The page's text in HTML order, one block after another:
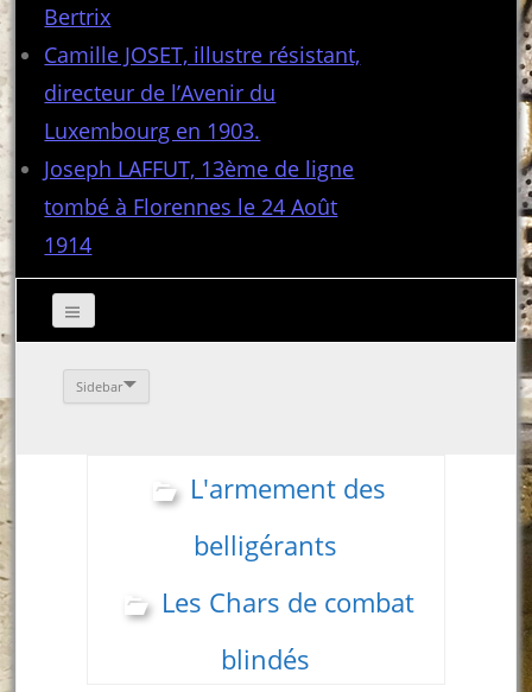
Bertrix
Camille JOSET, illustre résistant,
directeur de l’Avenir du
Luxembourg en 1903.
Joseph LAFFUT, 13ème de ligne
tombé à Florennes le 24 Août
1914
Sidebar
L'armement des
belligérants
Les Chars de combat
blindés